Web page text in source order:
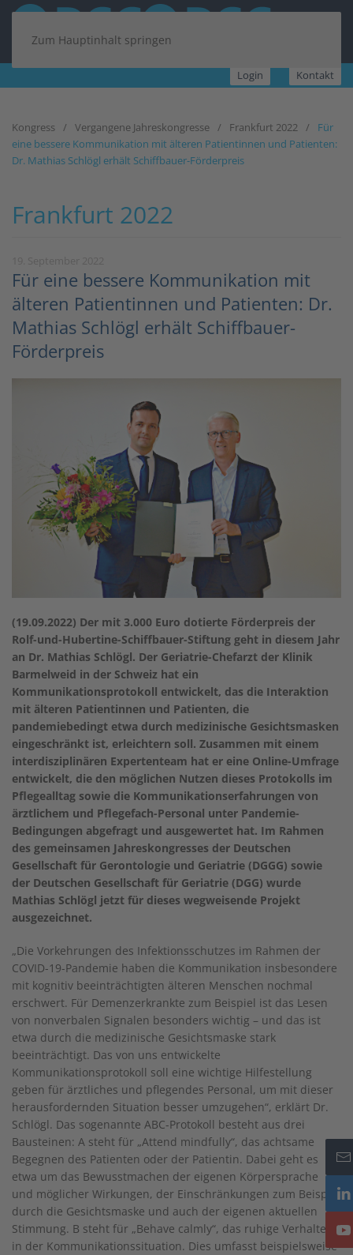
Zum Hauptinhalt springen
Login Kontakt
Kongress Vergangene Jahreskongresse Frankfurt 2022
Für
eine bessere Kommunikation mit älteren Patientinnen und Patienten:
Dr. Mathias Schlögl erhält Schiffbauer-Förderpreis
Frankfurt 2022
Für eine bessere Kommunikation mit
älteren Patientinnen und Patienten: Dr.
Mathias Schlögl erhält Schiffbauer-
Förderpreis
(19.09.2022) Der mit 3.000 Euro dotierte Förderpreis der
Rolf-und-Hubertine-Schiffbauer-Stiftung geht in diesem Jahr
an Dr. Mathias Schlögl. Der Geriatrie-Chefarzt der Klinik
Barmelweid in der Schweiz hat ein
Kommunikationsprotokoll entwickelt, das die Interaktion
mit älteren Patientinnen und Patienten, die
pandemiebedingt etwa durch medizinische Gesichtsmasken
eingeschränkt ist, erleichtern soll. Zusammen mit einem
interdisziplinären Expertenteam hat er eine Online-Umfrage
entwickelt, die den möglichen Nutzen dieses Protokolls im
Pflegealltag sowie die Kommunikationserfahrungen von
ärztlichem und Pflegefach-Personal unter Pandemie-
Bedingungen abgefragt und ausgewertet hat. Im Rahmen
des gemeinsamen Jahreskongresses der Deutschen
Gesellschaft für Gerontologie und Geriatrie (DGGG) sowie
der Deutschen Gesellschaft für Geriatrie (DGG) wurde
Mathias Schlögl jetzt für dieses wegweisende Projekt
ausgezeichnet.
„Die Vorkehrungen des Infektionsschutzes im Rahmen der
COVID-19-Pandemie haben die Kommunikation insbesondere
mit kognitiv beeinträchtigten älteren Menschen nochmal
erschwert. Für Demenzerkrankte zum Beispiel ist das Lesen
von nonverbalen Signalen besonders wichtig – und das ist
etwa durch die medizinische Gesichtsmaske stark
beeinträchtigt. Das von uns entwickelte
Kommunikationsprotokoll soll eine wichtige Hilfestellung
geben für ärztliches und pflegendes Personal, um mit dieser
herausfordernden Situation besser umzugehen“, erklärt Dr.
Schlögl. Das sogenannte ABC-Protokoll besteht aus drei
Bausteinen: A steht für „Attend mindfully“, das achtsame
Begegnen des Patienten oder der Patientin. Dabei geht es
etwa um das Bewusstmachen der eigenen Körpersprache
und möglicher Wirkungen, der Einschränkungen zum Beispiel
durch die Gesichtsmaske und auch der eigenen aktuellen
Stimmung. B steht für „Behave calmly“, das ruhige Verhalten
in der Kommunikationssituation. Dies umfasst beispielsweise